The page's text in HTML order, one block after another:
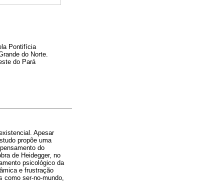
Pontifícia
do Norte.
do Pará
Apesar
propõe uma
do
de Heidegger, no
psicológico da
e frustração
ser-no-mundo,